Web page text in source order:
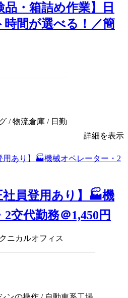
品・箱詰め作業】日
間が選べる！／簡
/ 物流倉庫 / 日勤
詳細を表示
員登用あり】🏭機
交代勤務＠1,450円
ニカルオフィス